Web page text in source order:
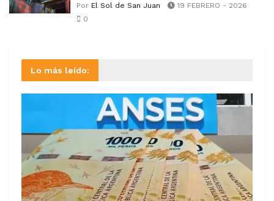
Por El Sol de San Juan
19 FEBRERO - 2026
0
Lo más leído: